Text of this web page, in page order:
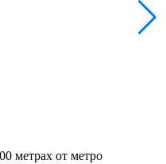
метрах от метро